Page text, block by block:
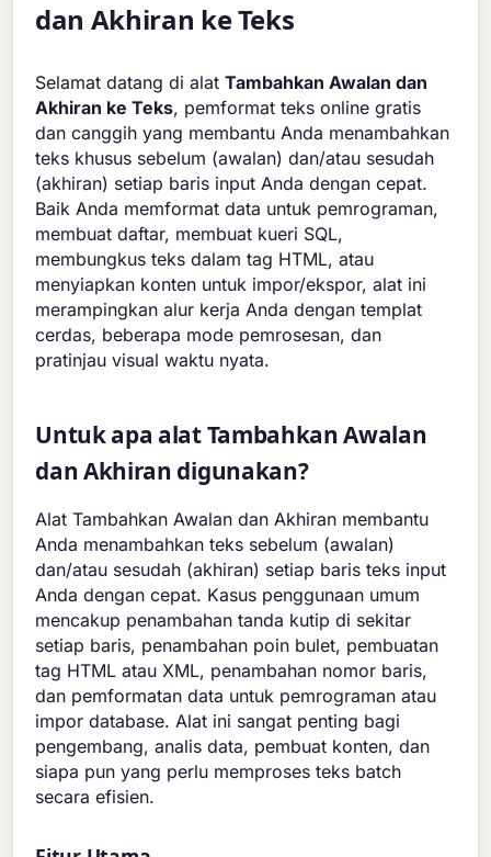
dan Akhiran ke Teks
Selamat datang di alatTambahkan Awalan dan
Akhiran ke Teks, pemformat teks online gratis
dan canggih yang membantu Anda menambahkan
teks khusus sebelum (awalan) dan/atau sesudah
(akhiran) setiap baris input Anda dengan cepat.
Baik Anda memformat data untuk pemrograman,
membuat daftar, membuat kueri SQL,
membungkus teks dalam tag HTML, atau
menyiapkan konten untuk impor/ekspor, alat ini
merampingkan alur kerja Anda dengan templat
cerdas, beberapa mode pemrosesan, dan
pratinjau visual waktu nyata.
Untuk apa alat Tambahkan Awalan
dan Akhiran digunakan?
Alat Tambahkan Awalan dan Akhiran membantu
Anda menambahkan teks sebelum (awalan)
dan/atau sesudah (akhiran) setiap baris teks input
Anda dengan cepat. Kasus penggunaan umum
mencakup penambahan tanda kutip di sekitar
setiap baris, penambahan poin bulet, pembuatan
tag HTML atau XML, penambahan nomor baris,
dan pemformatan data untuk pemrograman atau
impor database. Alat ini sangat penting bagi
pengembang, analis data, pembuat konten, dan
siapa pun yang perlu memproses teks batch
secara efisien.